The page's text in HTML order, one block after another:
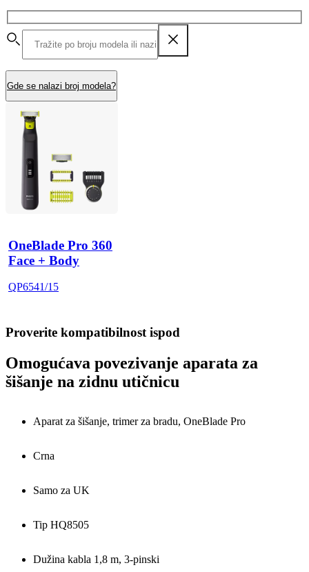
Gde se nalazi broj modela?
OneBlade Pro 360
Face + Body
QP6541/15
Proverite kompatibilnost ispod
Omogućava povezivanje aparata za
šišanje na zidnu utičnicu
Aparat za šišanje, trimer za bradu, OneBlade Pro
Crna
Samo za UK
Tip HQ8505
Dužina kabla 1,8 m, 3-pinski